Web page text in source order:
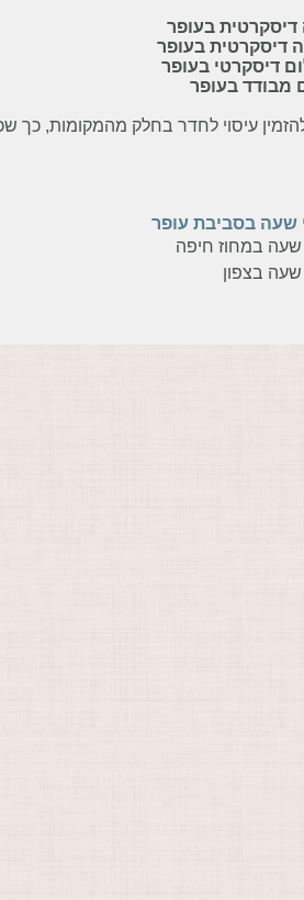
דיסקרטית בעופר
דיסקרטית בעופר
דיסקרטי בעופר
מבודד בעופר
עיסוי לחדר בחלק מהמקומות, כך
שעה בסביבת עופר
שעה במחוז חיפה
בצפון